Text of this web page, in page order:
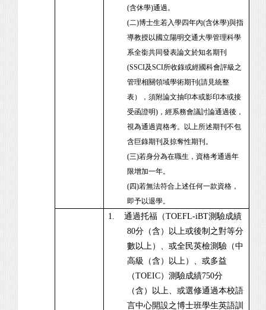
(含休學)通過。
(二)博士生若入學四年內(含休學)與指
導教授以國立陽明交通大學管理科學
系全銜共同發表論文於知名期刊
(SSCI及SCI所收錄或經國科會評級之
管理相關領域學術期刊(請見統整
表），須附論文抽印本或影印本或接
受函證明)，經系務會議討論通過後，
視為通過資格考。以上所述期刊不包
含巨錄期刊及掠奪性期刊。
(三)若身分為在職生，資格考通過年
限增加一年。
(四)若無法符合上述任何一款資格，
即予以退學。
1. 通過托福（TOEFL-iBT測驗成績
80分（含）以上或後制之對等分
數以上）、或全民英檢測驗（中
高級（含）以上）、或多益
（TOEIC）測驗成績750分
（含）以上、或選修通過本校語
言中心開設之博士班學生英語訓